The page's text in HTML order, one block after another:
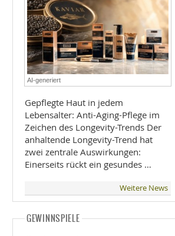
BEAUTY UND PFLEGE
SPORT UND FITNESS
WELLNESS UND REISEN
MOBILITÄT
AI-generiert
Gepflegte Haut in jedem
Lebensalter: Anti-Aging-Pflege im
Zeichen des Longevity-Trends Der
anhaltende Longevity-Trend hat
zwei zentrale Auswirkungen:
Einerseits rückt ein gesundes …
Weitere News
GEWINNSPIELE